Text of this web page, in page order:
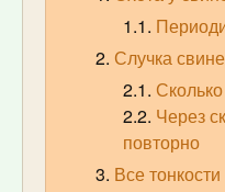
Случка
Через
повторно
Все